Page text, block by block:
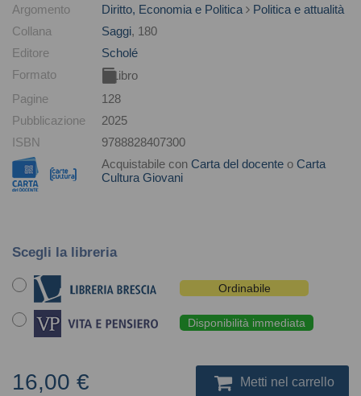
Argomento
Diritto, Economia e Politica
Politica e attualità
Collana
Saggi, 180
Editore
Scholé
Formato
Libro
Pagine
128
Pubblicazione
2025
ISBN
9788828407300
Acquistabile con Carta del docente o Carta
Cultura Giovani
Scegli la libreria
Ordinabile
Disponibilità immediata
16,00 € Metti nel carrello